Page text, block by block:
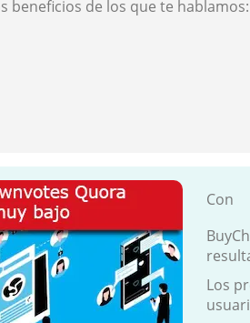
beneficios de los que te hablamos:
Con
Los